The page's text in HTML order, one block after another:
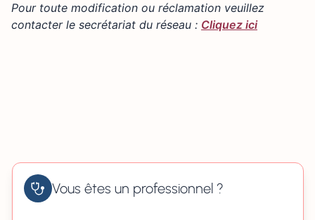
Pour toute modification ou réclamation veuillez
contacter le secrétariat du réseau : Cliquez ici
Vous êtes un professionnel ?